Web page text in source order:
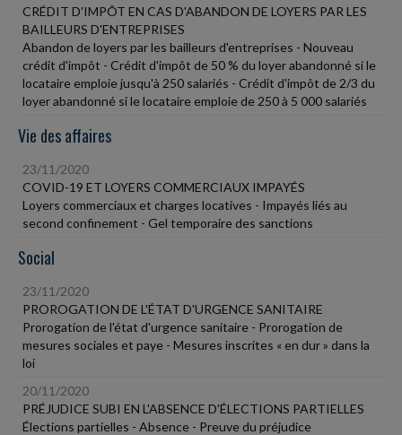
CRÉDIT D'IMPÔT EN CAS D'ABANDON DE LOYERS PAR LES
BAILLEURS D'ENTREPRISES
Abandon de loyers par les bailleurs d'entreprises - Nouveau
crédit d'impôt - Crédit d'impôt de 50 % du loyer abandonné si le
locataire emploie jusqu'à 250 salariés - Crédit d'impôt de 2/3 du
loyer abandonné si le locataire emploie de 250 à 5 000 salariés
Vie des affaires
23/11/2020
COVID-19 ET LOYERS COMMERCIAUX IMPAYÉS
Loyers commerciaux et charges locatives - Impayés liés au
second confinement - Gel temporaire des sanctions
Social
23/11/2020
PROROGATION DE L'ÉTAT D'URGENCE SANITAIRE
Prorogation de l'état d'urgence sanitaire - Prorogation de
mesures sociales et paye - Mesures inscrites « en dur » dans la
loi
20/11/2020
PRÉJUDICE SUBI EN L'ABSENCE D'ÉLECTIONS PARTIELLES
Élections partielles - Absence - Preuve du préjudice